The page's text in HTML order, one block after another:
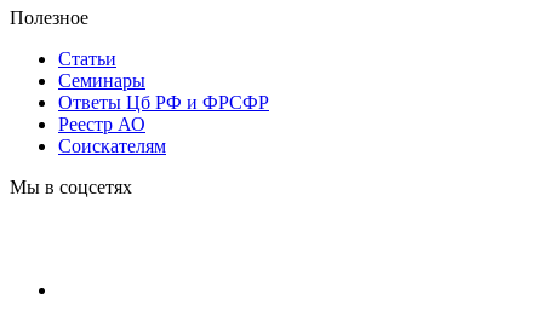
Полезное
Статьи
Cеминары
Ответы Цб РФ и ФРСФР
Реестр АО
Соискателям
Мы в соцсетях